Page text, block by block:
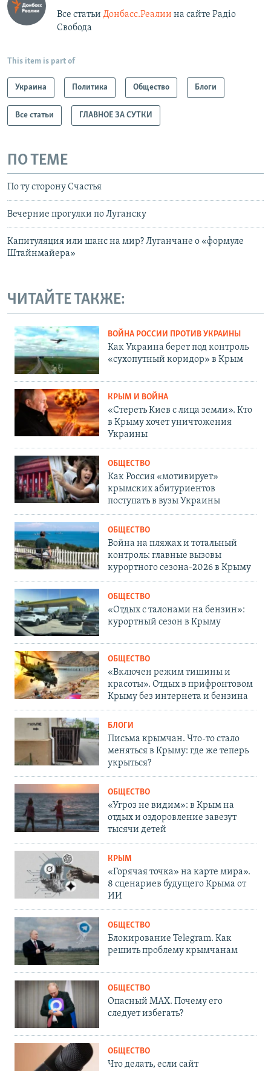
Все статьи Донбасс.Реалии на сайте Радіо
Свобода
This item is part of
Украина Политика Общество Блоги
Все статьи ГЛАВНОЕ ЗА СУТКИ
ПО ТЕМЕ
По ту сторону Счастья
Вечерние прогулки по Луганску
Капитуляция или шанс на мир? Луганчане о «формуле
Штайнмайера»
ЧИТАЙТЕ ТАКЖЕ:
ВОЙНА РОССИИ ПРОТИВ УКРАИНЫ
Как Украина берет под контроль
«сухопутный коридор» в Крым
КРЫМ И ВОЙНА
«Стереть Киев с лица земли». Кто
в Крыму хочет уничтожения
Украины
ОБЩЕСТВО
Как Россия «мотивирует»
крымских абитуриентов
поступать в вузы Украины
ОБЩЕСТВО
Война на пляжах и тотальный
контроль: главные вызовы
курортного сезона-2026 в Крыму
ОБЩЕСТВО
«Отдых с талонами на бензин»:
курортный сезон в Крыму
ОБЩЕСТВО
«Включен режим тишины и
красоты». Отдых в прифронтовом
Крыму без интернета и бензина
БЛОГИ
Письма крымчан. Что-то стало
меняться в Крыму: где же теперь
укрыться?
ОБЩЕСТВО
«Угроз не видим»: в Крым на
отдых и оздоровление завезут
тысячи детей
КРЫМ
«Горячая точка» на карте мира».
8 сценариев будущего Крыма от
ИИ
ОБЩЕСТВО
Блокирование Telegram. Как
решить проблему крымчанам
ОБЩЕСТВО
Опасный MAX. Почему его
следует избегать?
ОБЩЕСТВО
Что делать, если сайт